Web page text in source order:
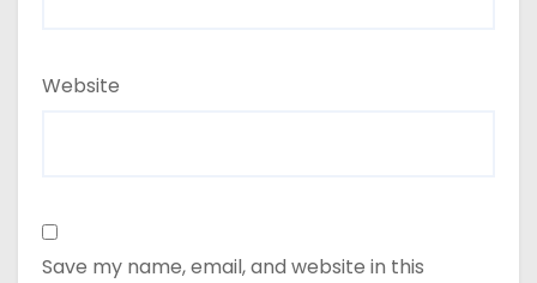
Website
Save my name, email, and website in this